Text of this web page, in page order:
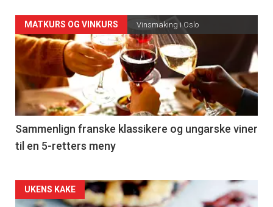
Forsiden
akkurat
nå
-
5
MATKURS OG VINKURS Vinsmaking i Oslo
Sammenlign franske klassikere og ungarske viner
til en 5-retters meny
Forsiden
UKENS KAKE